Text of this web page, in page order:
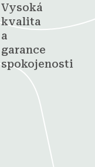
Vysoká
kvalita
a
garance
spokojenosti